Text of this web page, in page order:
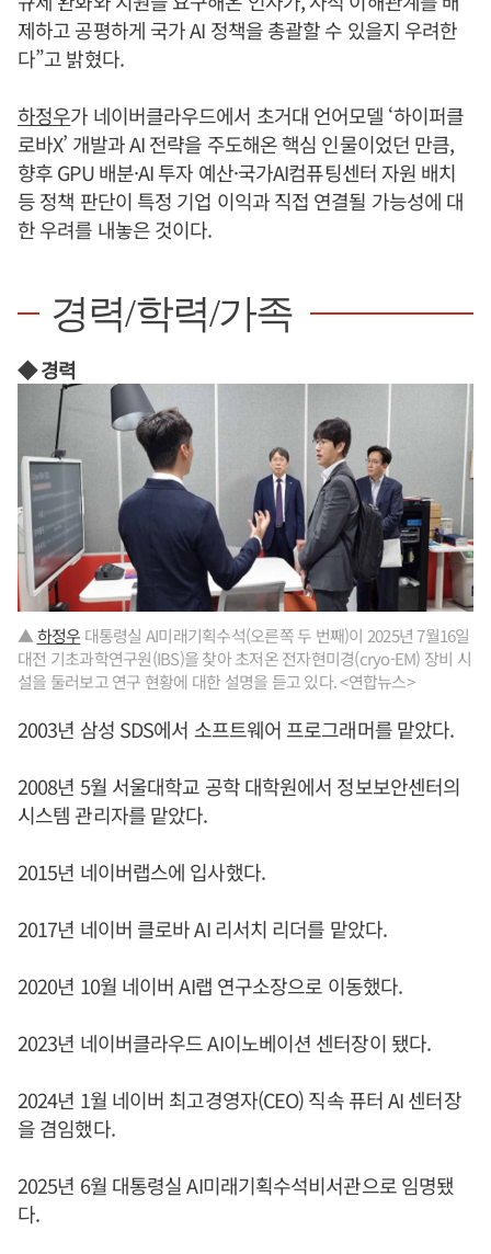
제하고 공평하게 국가 AI 정책을 총괄할 수 있을지 우려한
다”고 밝혔다.
하정우가 네이버클라우드에서 초거대 언어모델 ‘하이퍼클
로바X’ 개발과 AI 전략을 주도해온 핵심 인물이었던 만큼,
향후 GPU 배분·AI 투자 예산·국가AI컴퓨팅센터 자원 배치
등 정책 판단이 특정 기업 이익과 직접 연결될 가능성에 대
한 우려를 내놓은 것이다.
경력/학력/가족
◆ 경력
▲하정우 대통령실 AI미래기획수석(오른쪽 두 번째)이 2025년 7월16일
대전 기초과학연구원(IBS)을 찾아 초저온 전자현미경(cryo-EM) 장비 시
설을 둘러보고 연구 현황에 대한 설명을 듣고 있다. <연합뉴스>
2003년 삼성 SDS에서 소프트웨어 프로그래머를 맡았다.
2008년 5월 서울대학교 공학 대학원에서 정보보안센터의
시스템 관리자를 맡았다.
2015년 네이버랩스에 입사했다.
2017년 네이버 클로바 AI 리서치 리더를 맡았다.
2020년 10월 네이버 AI랩 연구소장으로 이동했다.
2023년 네이버클라우드 AI이노베이션 센터장이 됐다.
2024년 1월 네이버 최고경영자(CEO) 직속 퓨터 AI 센터장
을 겸임했다.
2025년 6월 대통령실 AI미래기획수석비서관으로 임명됐
다.